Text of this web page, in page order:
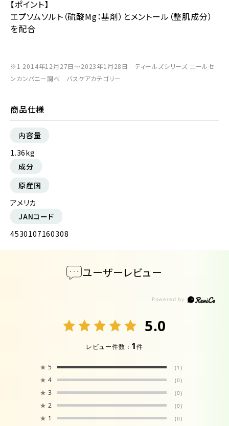
【ポイント】
エプソムソルト（硫酸Mg：基剤）とメントール（整肌成分）
を配合
※1 2014年12月27日〜2023年1月28日 ティールズシリーズ ニールセ
ンカンパニー調べ バスケアカテゴリー
商品仕様
内容量
1.36kg
成分
原産国
アメリカ
JANコード
4530107160308
ユーザーレビュー
5.0
レビュー件数： 1件
★ 5 (1)
★ 4 (0)
★ 3 (0)
★ 2 (0)
★ 1 (0)